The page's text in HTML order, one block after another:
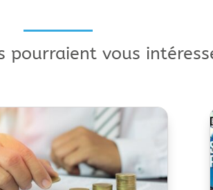
pourraient vous